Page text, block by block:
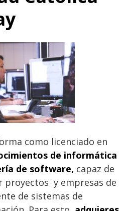
como licenciado en
de informática
de software, capaz de
proyectos y empresas de
de sistemas de